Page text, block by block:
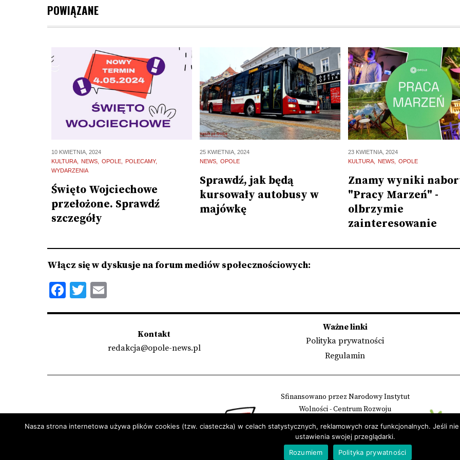
POWIĄZANE
10 KWIETNIA, 2024
KULTURA
NEWS OPOLE
POLECAMY
WYDARZENIA
Święto Wojciechowe
przełożone. Sprawdź
szczegóły
25 KWIETNIA, 2024
NEWS
OPOLE
Sprawdź, jak będą
kursowały autobusy w
majówkę
23 KWIETNIA, 2024
KULTURA
NEWS OPOLE
Znamy wyniki
"Pracy Marzeń" -
olbrzymie
zainteresowanie
Włącz się w dyskusje na forum mediów społecznościowych:
Facebook
Twitter
Kontakt
redakcja@opole-news.pl
Ważne linki
Polityka prywatności
Regulamin
Sfinansowano przez Narodowy Instytut
Wolności - Centrum Rozwoju
Społeczeństwa Obywatelskiego
ze środków Programu Rozwoju Organizacji
Obywatelskich na lata 2018 – 2030
Nasza strona internetowa używa plików cookies (tzw. ciasteczka) w celach statystycznych, reklamowych oraz funkcjonalnych. Jeśli
ustawienia swojej przeglądarki.
Rozumiem
Polityka prywatności